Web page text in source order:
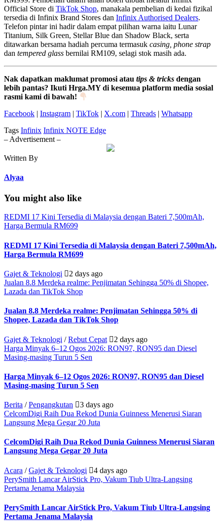
Official Store di TikTok Shop, manakala pembelian di kedai fizikal
tersedia di Infinix Brand Stores dan Infinix Authorised Dealers.
Telefon pintar ini hadir dalam empat pilihan warna iaitu Lunar
Titanium, Silk Green, Stellar Blue dan Shadow Black, serta
ditawarkan bersama hadiah percuma termasuk casing, phone strap
dan tempered glass bernilai RM109, selagi stok masih ada.
Nak dapatkan maklumat promosi atau tips & tricks dengan
lebih pantas? Ikuti Hrga.MY di kesemua platform media sosial
rasmi kami di bawah!
Facebook | Instagram | TikTok | X.com | Threads | Whatsapp
Tags Infinix Infinix NOTE Edge
– Advertisement –
Written By
Alyaa
You might also like
REDMI 17 Kini Tersedia di Malaysia dengan Bateri 7,500mAh,
Harga Bermula RM699
REDMI 17 Kini Tersedia di Malaysia dengan Bateri 7,500mAh,
Harga Bermula RM699
Gajet & Teknologi
2 days ago
Jualan 8.8 Merdeka realme: Penjimatan Sehingga 50% di Shopee,
Lazada dan TikTok Shop
Jualan 8.8 Merdeka realme: Penjimatan Sehingga 50% di
Shopee, Lazada dan TikTok Shop
Gajet & Teknologi /Rebut Cepat
2 days ago
Harga Minyak 6–12 Ogos 2026: RON97, RON95 dan Diesel
Masing-masing Turun 5 Sen
Harga Minyak 6–12 Ogos 2026: RON97, RON95 dan Diesel
Masing-masing Turun 5 Sen
Berita /Pengangkutan
3 days ago
CelcomDigi Raih Dua Rekod Dunia Guinness Menerusi Siaran
Langsung Mega Gegar 20 Juta
CelcomDigi Raih Dua Rekod Dunia Guinness Menerusi Siaran
Langsung Mega Gegar 20 Juta
Acara /Gajet & Teknologi
4 days ago
PerySmith Lancar AirStick Pro, Vakum Tiub Ultra-Langsing
Pertama Jenama Malaysia
PerySmith Lancar AirStick Pro, Vakum Tiub Ultra-Langsing
Pertama Jenama Malaysia